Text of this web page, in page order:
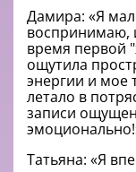
Дамира: «Я
воспринимаю,
время первой
ощутила
энергии и мое
летало в
записи
Татьяна: «Я